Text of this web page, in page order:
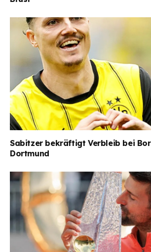
Sabitzer bekräftigt Verbleib bei
Dortmund